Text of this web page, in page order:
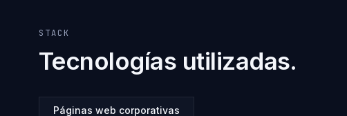
STACK
Tecnologías utilizadas.
Páginas web corporativas